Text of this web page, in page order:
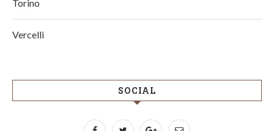
Torino
Vercelli
SOCIAL